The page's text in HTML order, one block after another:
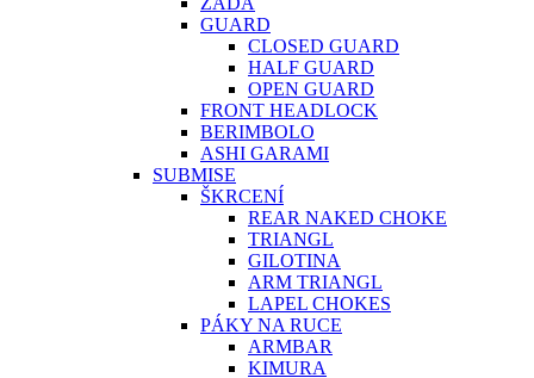
GUARD
CLOSED GUARD
HALF GUARD
OPEN GUARD
FRONT HEADLOCK
BERIMBOLO
ASHI GARAMI
SUBMISE
ŠKRCENÍ
REAR NAKED CHOKE
TRIANGL
GILOTINA
ARM TRIANGL
LAPEL CHOKES
PÁKY NA RUCE
ARMBAR
KIMURA